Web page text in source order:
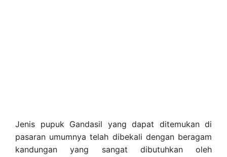
Jenis pupuk Gandasil yang dapat ditemukan di
pasaran umumnya telah dibekali dengan beragam
kandungan yang sangat dibutuhkan oleh